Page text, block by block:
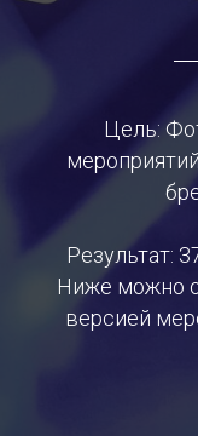
Цель:
Результат:
Ниже можно
версией